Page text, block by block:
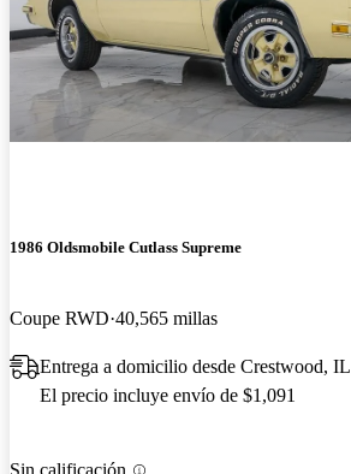
1986 Oldsmobile Cutlass Supreme
Coupe RWD 40,565 millas
Entrega a domicilio desde Crestwood, IL
El precio incluye envío de $1,091